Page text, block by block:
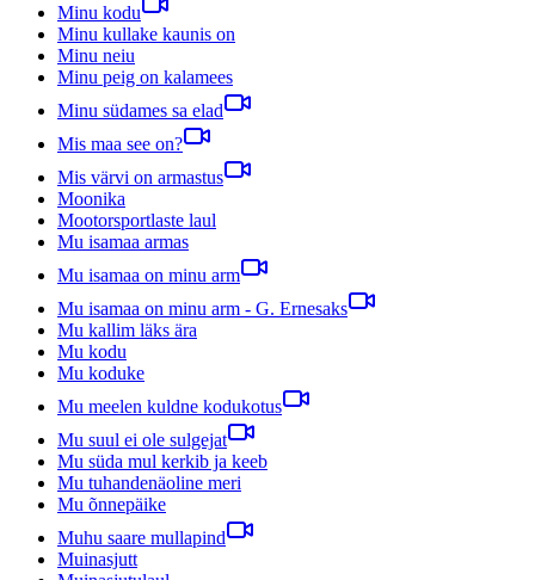
Minu kodu
Minu kullake kaunis on
Minu neiu
Minu peig on kalamees
Minu südames sa elad
Mis maa see on?
Mis värvi on armastus
Moonika
Mootorsportlaste laul
Mu isamaa armas
Mu isamaa on minu arm
Mu isamaa on minu arm - G. Ernesaks
Mu kallim läks ära
Mu kodu
Mu koduke
Mu meelen kuldne kodukotus
Mu suul ei ole sulgejat
Mu süda mul kerkib ja keeb
Mu tuhandenäoline meri
Mu õnnepäike
Muhu saare mullapind
Muinasjutt